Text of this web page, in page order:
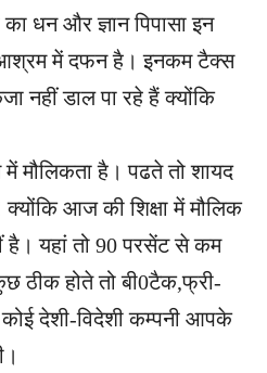
धन और ज्ञान पिपासा इन
में दफन है। इनकम टैक्स
नहीं डाल पा रहे हैं क्योंकि
मौलिकता है। पढते तो शायद
आज की शिक्षा में मौलिक
है। यहां तो 90 परसेंट से कम
ठीक होते तो बी0टैक,फ्री-
देशी-विदेशी कम्पनी आपके